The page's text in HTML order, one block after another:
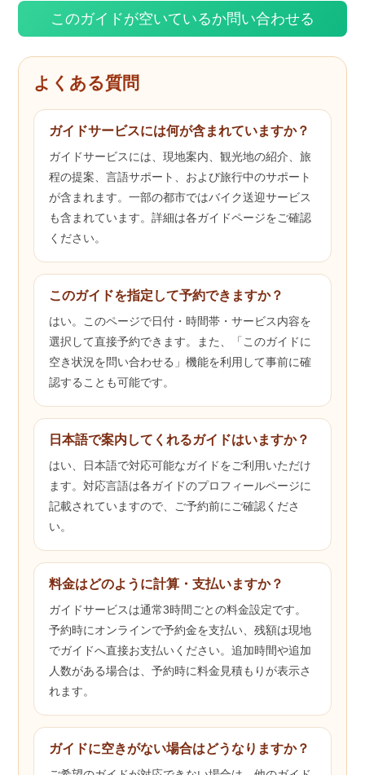
このガイドが空いているか問い合わせる
よくある質問
ガイドサービスには何が含まれていますか？
ガイドサービスには、現地案内、観光地の紹介、旅
程の提案、言語サポート、および旅行中のサポート
が含まれます。一部の都市ではバイク送迎サービス
も含まれています。詳細は各ガイドページをご確認
ください。
このガイドを指定して予約できますか？
はい。このページで日付・時間帯・サービス内容を
選択して直接予約できます。また、「このガイドに
空き状況を問い合わせる」機能を利用して事前に確
認することも可能です。
日本語で案内してくれるガイドはいますか？
はい、日本語で対応可能なガイドをご利用いただけ
ます。対応言語は各ガイドのプロフィールページに
記載されていますので、ご予約前にご確認くださ
い。
料金はどのように計算・支払いますか？
ガイドサービスは通常3時間ごとの料金設定です。
予約時にオンラインで予約金を支払い、残額は現地
でガイドへ直接お支払いください。追加時間や追加
人数がある場合は、予約時に料金見積もりが表示さ
れます。
ガイドに空きがない場合はどうなりますか？